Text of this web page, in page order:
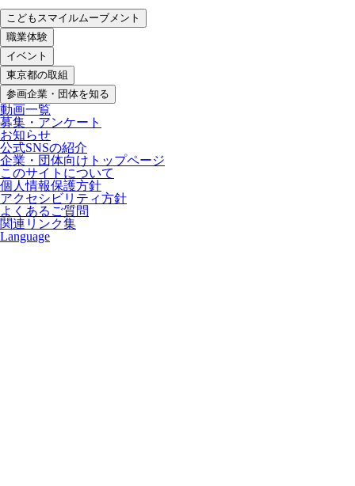
こどもスマイルムーブメント
職業体験
イベント
東京都の取組
参画企業・団体を知る
動画一覧
募集・アンケート
お知らせ
公式SNSの紹介
企業・団体向けトップページ
このサイトについて
個人情報保護方針
アクセシビリティ方針
よくあるご質問
関連リンク集
Language